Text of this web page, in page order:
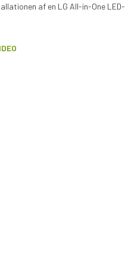
af en LG All-in-One LED-